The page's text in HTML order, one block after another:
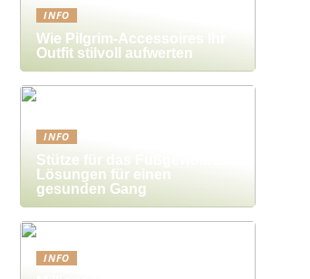
INFO
Wie Pilgrim-Accessoires Ihr
Outfit stilvoll aufwerten
INFO
Stütze für das Fußgewölbe:
Lösungen für einen
gesunden Gang
INFO